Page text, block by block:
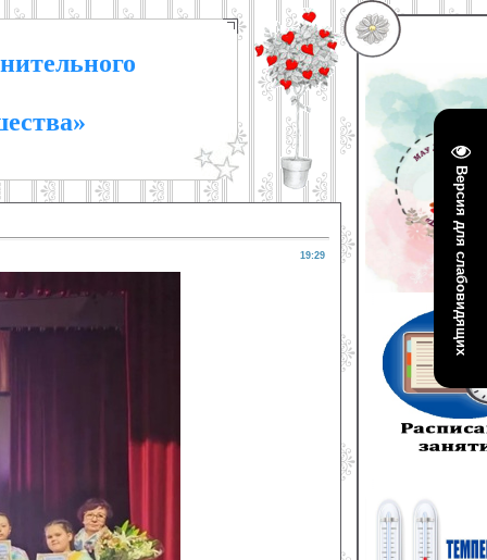
Версия для слабовидящих
19:29